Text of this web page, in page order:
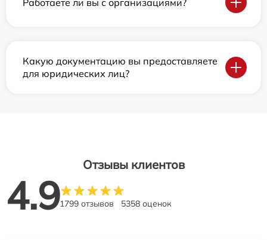
Какую документацию вы предоставляете
для юридических лиц?
Отзывы клиентов
4.91799 отзывов 5358 оценок